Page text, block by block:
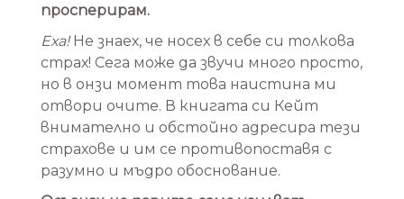
просперирам.
Еха!Не знаех, че носех в себе си толкова
страх! Сега може да звучи много просто,
но в онзи момент това наистина ми
отвори очите. В книгата си Кейт
внимателно и обстойно адресира тези
страхове и им се противопоставя с
разумно и мъдро обоснование.